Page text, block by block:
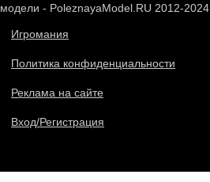
модели - PoleznayaModel.RU 2012-2024
Игромания
Политика конфиденциальности
Реклама на сайте
Вход/Регистрация